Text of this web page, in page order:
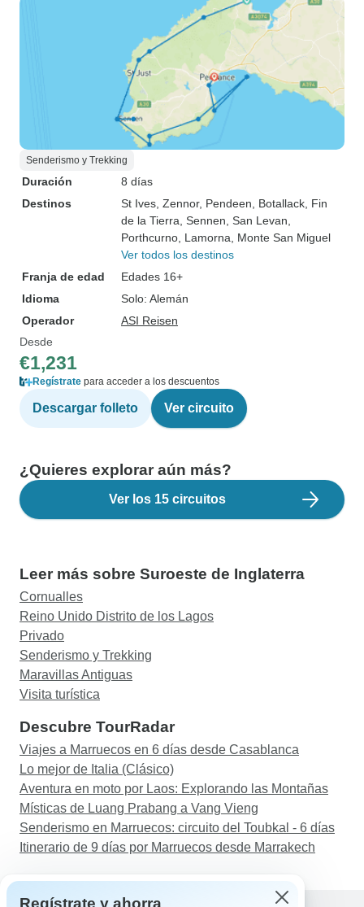
Senderismo y Trekking
Duración
8 días
Destinos
St Ives , Zennor, Pendeen , Botallack , Fin
de la Tierra , Sennen , San Levan
Porthcurno , Lamorna , Monte San Miguel
Ver todos los destinos
Franja de edad
Edades 16+
Idioma
Solo: Alemán
Operador
ASI Reisen
Desde
€1,231
Regístrate para acceder a los descuentos
Descargar folleto Ver circuito
¿Quieres explorar aún más?
Ver los 15 circuitos
Leer más sobre Suroeste de Inglaterra
Cornualles
Reino Unido Distrito de los Lagos
Privado
Senderismo y Trekking
Maravillas Antiguas
Visita turística
Descubre TourRadar
Viajes a Marruecos en 6 días desde Casablanca
Lo mejor de Italia (Clásico)
Aventura en moto por Laos: Explorando las Montañas
Místicas de Luang Prabang a Vang Vieng
Senderismo en Marruecos: circuito del Toubkal - 6 días
Itinerario de 9 días por Marruecos desde Marrakech
Regístrate y ahorra